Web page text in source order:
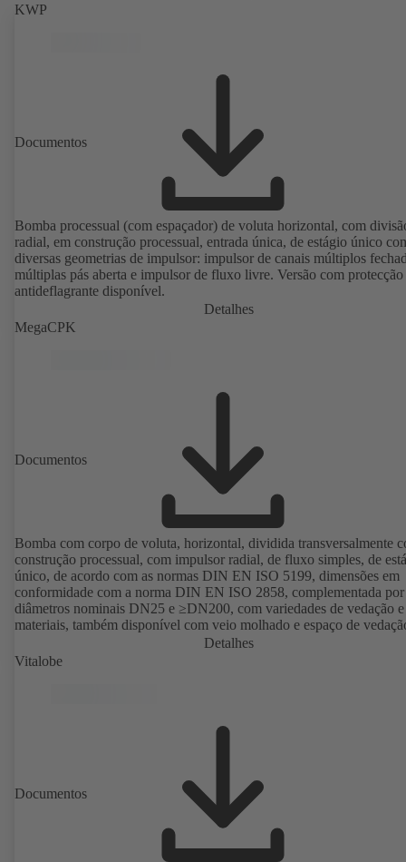
KWP
Documentos
Bomba processual (com espaçador) de voluta horizontal, com
radial, em construção processual, entrada única, de estágio único
diversas geometrias de impulsor: impulsor de canais múltiplos
múltiplas pás aberta e impulsor de fluxo livre. Versão com protecção
antideflagrante disponível.
Detalhes
MegaCPK
Documentos
Bomba com corpo de voluta, horizontal, dividida transversalmente
construção processual, com impulsor radial, de fluxo simples, de
único, de acordo com as normas DIN EN ISO 5199, dimensões em
conformidade com a norma DIN EN ISO 2858, complementada por
diâmetros nominais DN25 e ≥DN200, com variedades de vedação e
materiais, também disponível com veio molhado e espaço de
cónica. Versão com protecção antideflagrante disponível.
Detalhes
Vitalobe
Documentos